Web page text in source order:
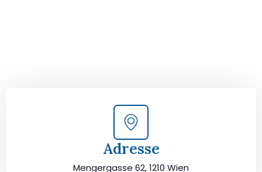
Adresse
Mengergasse 62, 1210 Wien